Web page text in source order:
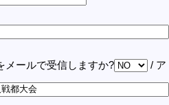
メールで受信しますか?
/ ア